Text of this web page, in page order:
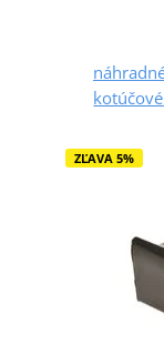
ZĽAVA 5%